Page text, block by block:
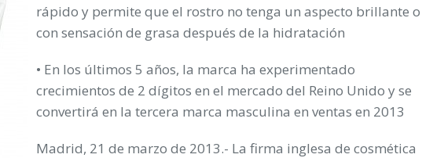
rápido y permite que el rostro no tenga un aspecto brillante o
con sensación de grasa después de la hidratación
• En los últimos 5 años, la marca ha experimentado
crecimientos de 2 dígitos en el mercado del Reino Unido y se
convertirá en la tercera marca masculina en ventas en 2013
Madrid, 21 de marzo de 2013.- La firma inglesa de cosmética